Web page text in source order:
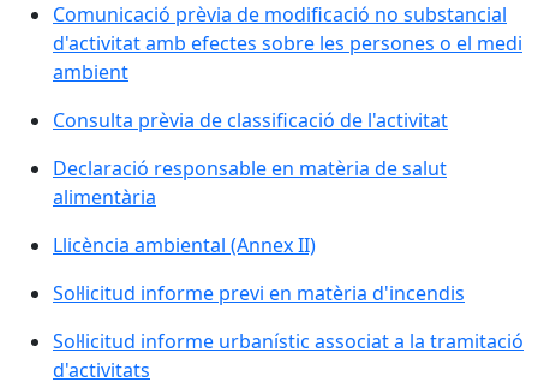
Comunicació prèvia de modificació no substancial
d'activitat amb efectes sobre les persones o el medi
ambient
Consulta prèvia de classificació de l'activitat
Declaració responsable en matèria de salut
alimentària
Llicència ambiental (Annex II)
Sol·licitud informe previ en matèria d'incendis
Sol·licitud informe urbanístic associat a la tramitació
d'activitats